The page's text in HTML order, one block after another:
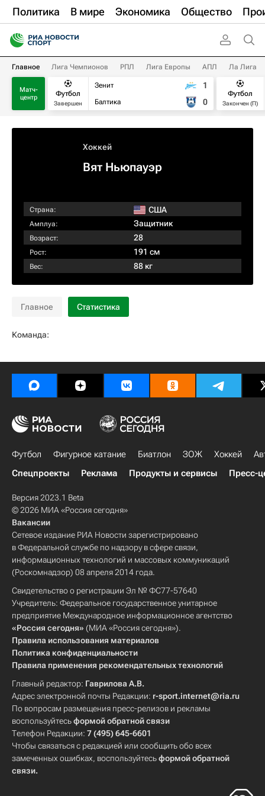
Политика В мире Экономика Общество
Главное Лига Чемпионов РПЛ Лига Европы АПЛ Ла Лига
Матч-
центр
Футбол
Завершен
Зенит
Балтика
1
0
Футбол
Закончен (П)
Хоккей
Вят Ньюпауэр
Страна: США
Амплуа: Защитник
Возраст: 28
Рост: 191 см
Вес: 88 кг
Главное Статистика
Команда:
Футбол Фигурное катание Биатлон ЗОЖ Хоккей
Спецпроекты
Реклама Продукты и сервисы Пресс-
Версия 2023.1 Beta
© 2026 МИА «Россия сегодня»
Вакансии
Сетевое издание РИА Новости зарегистрировано
в Федеральной службе по надзору в сфере связи,
информационных технологий и массовых коммуникаций
(Роскомнадзор) 08 апреля 2014 года.
Свидетельство о регистрации Эл № ФС77-57640
Учредитель: Федеральное государственное унитарное
предприятие Международное информационное агентство
«Россия сегодня» (МИА «Россия сегодня»).
Правила использования материалов
Политика конфиденциальности
Правила применения рекомендательных технологий
Главный редактор: Гаврилова А.В.
Адрес электронной почты Редакции: r-sport.internet@ria.ru
По вопросам размещения пресс-релизов и рекламы
воспользуйтесьформой обратной связи
Телефон Редакции: 7 (495) 645-6601
Чтобы связаться с редакцией или сообщить обо всех
замеченных ошибках, воспользуйтесьформой обратной
связи.